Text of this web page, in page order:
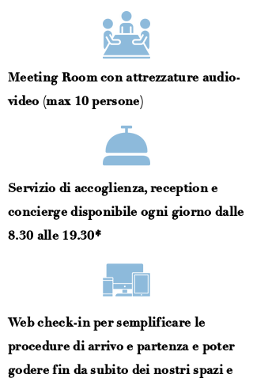
Meeting Room con attrezzature audio-
video (max 10 persone)
Servizio di accoglienza, reception e
concierge disponibile ogni giorno dalle
8.30 alle 19.30*
Web check-in per semplificare le
procedure di arrivo e partenza e poter
godere fin da subito dei nostri spazi e